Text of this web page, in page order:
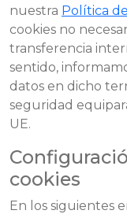
nuestra Política
cookies no
transferencia
sentido,
datos en dicho
seguridad
UE.
cookies
En los siguientes